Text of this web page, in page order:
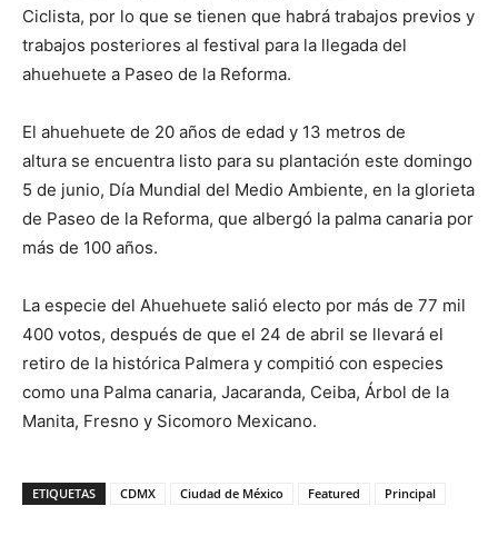
Ciclista, por lo que se tienen que habrá trabajos previos y
trabajos posteriores al festival para la llegada del
ahuehuete a Paseo de la Reforma.
El ahuehuete de 20 años de edad y 13 metros de
altura se encuentra listo para su plantación este domingo
5 de junio, Día Mundial del Medio Ambiente, en la glorieta
de Paseo de la Reforma, que albergó la palma canaria por
más de 100 años.
La especie del Ahuehuete salió electo por más de 77 mil
400 votos, después de que el 24 de abril se llevará el
retiro de la histórica Palmera y compitió con especies
como una Palma canaria, Jacaranda, Ceiba, Árbol de la
Manita, Fresno y Sicomoro Mexicano.
ETIQUETAS CDMX Ciudad de México Featured Principal